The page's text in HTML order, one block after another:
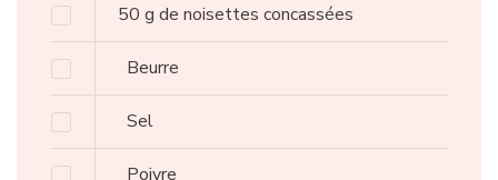
50 g de noisettes concassées
Beurre
Sel
Poivre